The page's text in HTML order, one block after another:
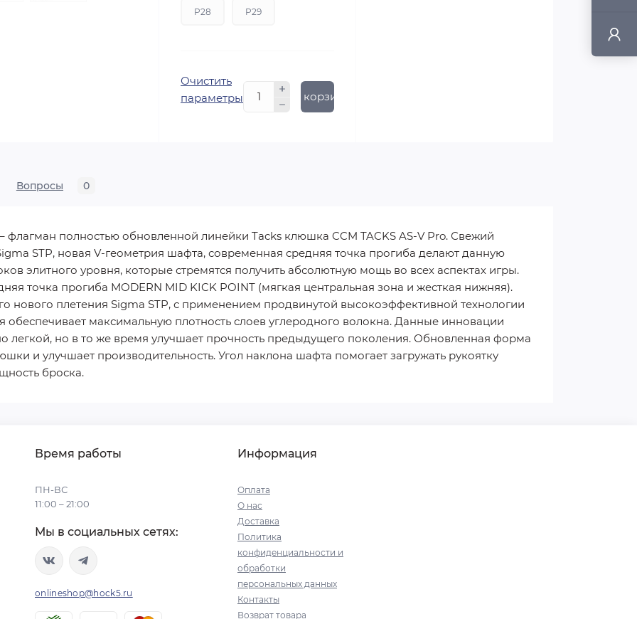
P28 P29
Очистить
параметры
В корзину
Вопросы 0
флагман полностью обновленной линейки Tacks клюшка CCM TACKS AS-V Pro. Свежий
STP, новая V-геометрия шафта, современная средняя точка прогиба делают данную
элитного уровня, которые стремятся получить абсолютную мощь во всех аспектах игры.
точка прогиба MODERN MID KICK POINT (мягкая центральная зона и жесткая нижняя).
нового плетения Sigma STP, с применением продвинутой высокоэффективной технологии
обеспечивает максимальную плотность слоев углеродного волокна. Данные инновации
легкой, но в то же время улучшает прочность предыдущего поколения. Обновленная форма
и улучшает производительность. Угол наклона шафта помогает загружать рукоятку
броска.
Время работы
ПН-ВС
11:00 – 21:00
Мы в социальных сетях:
onlineshop@hock5.ru
Информация
Оплата
О нас
Доставка
Политика
конфиденциальности и
обработки
персональных данных
Контакты
Возврат товара